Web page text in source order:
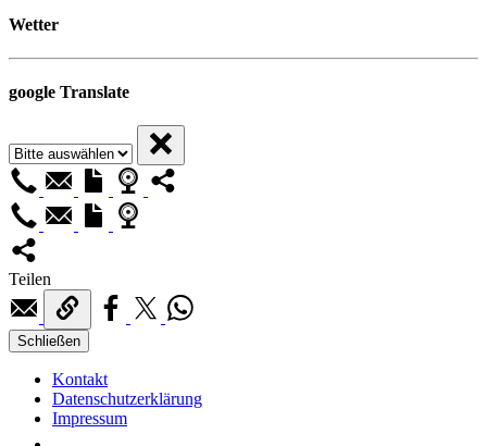
Wetter
google Translate
Teilen
Schließen
Kontakt
Datenschutzerklärung
Impressum